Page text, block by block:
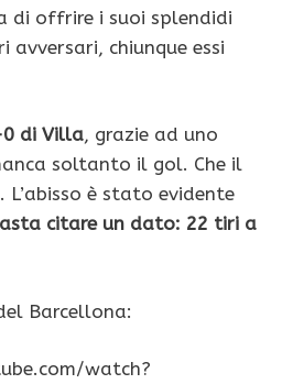
di offrire i suoi splendidi
chiunque essi
di Villa, grazie ad uno
soltanto il gol. Che il
è stato evidente
citare un dato: 22 tiri a
Barcellona:
watch?